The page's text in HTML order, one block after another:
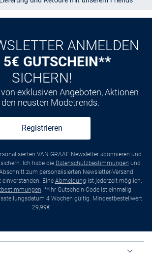
ANMELDEN
5€ GUTSCHEIN**
SICHERN!
exklusiven Angeboten, Aktionen
neusten Modetrends.
Registrieren
VAN GRAAF Newsletter abonnieren und
Ich habe die Datenschutzbestimmungen und
zum personalisierten Newsletter-Versand
Eine Abmeldung ist jederzeit möglich,
. **Ihr Gutschein-Code ist einmalig
4 Wochen gültig. Mindestbestellwert
29,99€.